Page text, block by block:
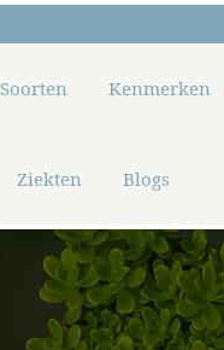
Soorten Kenmerken
Ziekten Blogs